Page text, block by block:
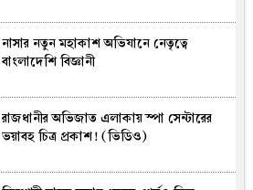
এক বছরে ৩০ বার বন্ধ রামপাল বিদ্যুৎকেন্দ্র,
দেশে লোডশেডিংয়ের ভোগান্তি
ইলন মাস্কের স্পেসএক্স ফ্যালকন ৯-এর
ধ্বংসাবশেষে চাঁদে ২৭ মিটার গর্ত, ছড়িয়ে
নাসার নতুন মহাকাশ অভিযানে নেতৃত্বে
বাংলাদেশি বিজ্ঞানী
রাজধানীর অভিজাত এলাকায় স্পা সেন্টারের
ভয়াবহ চিত্র প্রকাশ! (ভিডিও)